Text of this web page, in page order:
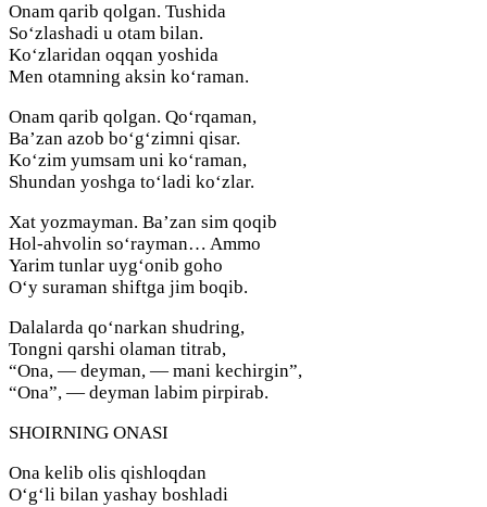
Onam qarib qolgan. Tushida
So‘zlashadi u otam bilan.
Ko‘zlaridan oqqan yoshida
Men otamning aksin ko‘raman.
Onam qarib qolgan. Qo‘rqaman,
Ba’zan azob bo‘g‘zimni qisar.
Ko‘zim yumsam uni ko‘raman,
Shundan yoshga to‘ladi ko‘zlar.
Xat yozmayman. Ba’zan sim qoqib
Hol-ahvolin so‘rayman… Ammo
Yarim tunlar uyg‘onib goho
O‘y suraman shiftga jim boqib.
Dalalarda qo‘narkan shudring,
Tongni qarshi olaman titrab,
“Ona, — deyman, — mani kechirgin”,
“Ona”, — deyman labim pirpirab.
SHOIRNING ONASI
Ona kelib olis qishloqdan
O‘g‘li bilan yashay boshladi